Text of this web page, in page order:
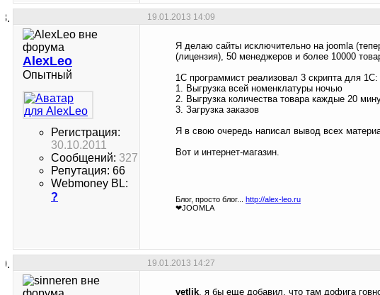
19.01.2013 14:09
AlexLeo
Опытный
Регистрация:
30.10.2011
Сообщений: 327
Репутация: 66
Webmoney BL:
?
Я делаю сайты исключительно на joomla
(лицензия), 50 менеджеров и более 10000
1С программист реализовал 3 скрипта для 1С:
1. Выгрузка всей номенклатуры ночью
2. Выгрузка количества товара каждые 20
3. Загрузка заказов
Я в свою очередь написал вывод всех
Вот и интернет-магазин.
Блог, просто блог... http://alex-leo.ru
❤JOOMLA
19.01.2013 14:27
vetlik, я бы еще добавил, что там дофига